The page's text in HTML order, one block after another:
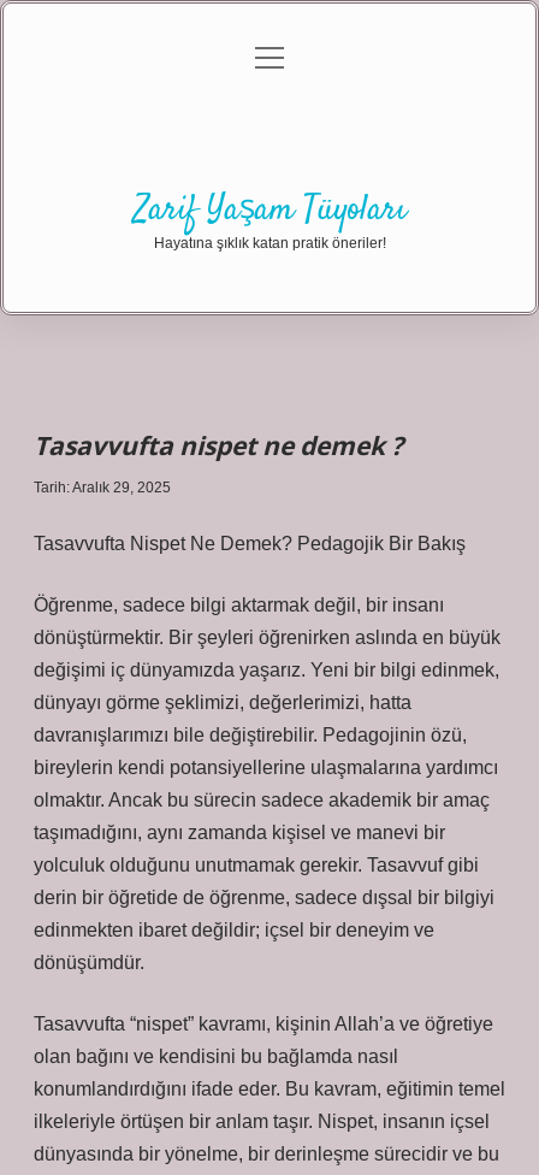
Gizlilik Politikası
menüyü
Zarif Yaşam Tüyoları
Hayatına şıklık katan pratik öneriler!
Tasavvufta nispet ne demek ?
Tarih: Aralık 29, 2025
Tasavvufta Nispet Ne Demek? Pedagojik Bir Bakış
Öğrenme, sadece bilgi aktarmak değil, bir insanı
dönüştürmektir. Bir şeyleri öğrenirken aslında en büyük
değişimi iç dünyamızda yaşarız. Yeni bir bilgi edinmek,
dünyayı görme şeklimizi, değerlerimizi, hatta
davranışlarımızı bile değiştirebilir. Pedagojinin özü,
bireylerin kendi potansiyellerine ulaşmalarına yardımcı
olmaktır. Ancak bu sürecin sadece akademik bir amaç
taşımadığını, aynı zamanda kişisel ve manevi bir
yolculuk olduğunu unutmamak gerekir. Tasavvuf gibi
derin bir öğretide de öğrenme, sadece dışsal bir bilgiyi
edinmekten ibaret değildir; içsel bir deneyim ve
dönüşümdür.
Tasavvufta “nispet” kavramı, kişinin Allah’a ve öğretiye
olan bağını ve kendisini bu bağlamda nasıl
konumlandırdığını ifade eder. Bu kavram, eğitimin temel
ilkeleriyle örtüşen bir anlam taşır. Nispet, insanın içsel
dünyasında bir yönelme, bir derinleşme sürecidir ve bu